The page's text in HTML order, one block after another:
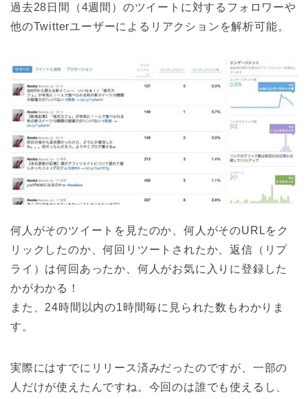
過去28日間（4週間）のツイートに対するフォロワーや
他のTwitterユーザーによるリアクションを解析可能。
何人がそのツイートを見たのか、何人がそのURLをク
リックしたのか、何回リツートされたか、返信（リプ
ライ）は何回あったか、何人がお気に入りに登録した
かがわかる！
また、24時間以内の1時間毎に見られた数もわかりま
す。
実際にはすでにリリース済みだったのですが、一部の
人だけが使えたんですね。今回のは誰でも使えるし、